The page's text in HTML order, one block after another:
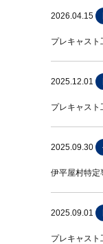
2026.04.15
プレキャス
2025.12.01
プレキャス
2025.09.30
伊平屋村特定
2025.09.01
プレキャス